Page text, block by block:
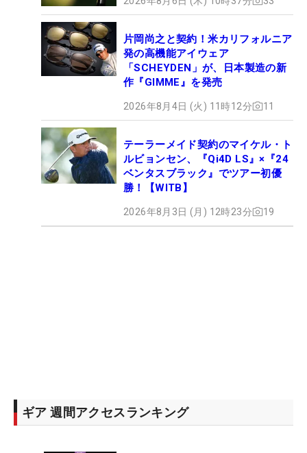
片岡尚之と契約！米カリフォルニア
発の高機能アイウェア
「SCHEYDEN」が、日本製造の新
作『GIMME』を発売
2026年8月4日 (火) 11時12分 11
テーラーメイド契約のマイケル・ト
ルビョンセン、『Qi4D LS』×『24
ベンタスブラック』でツアー初優
勝！【WITB】
2026年8月3日 (月) 12時23分 19
ギア 週間アクセスランキング